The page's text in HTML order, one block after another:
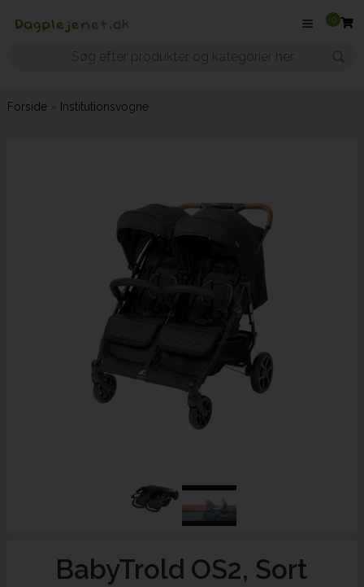
0
Forside» Institutionsvogne
BabyTrold OS2, Sort